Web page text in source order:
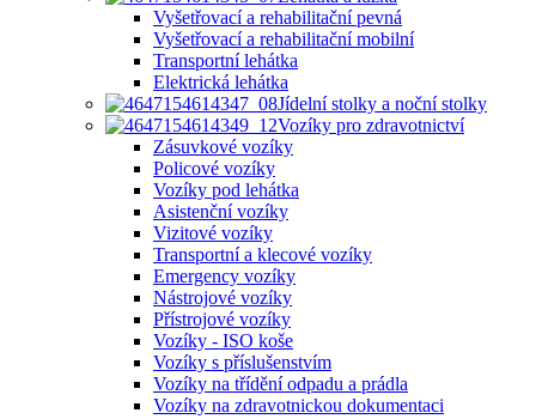
Vyšetřovací a rehabilitační pevná
Vyšetřovací a rehabilitační mobilní
Transportní lehátka
Elektrická lehátka
Jídelní stolky a noční stolky
Vozíky pro zdravotnictví
Zásuvkové vozíky
Policové vozíky
Vozíky pod lehátka
Asistenční vozíky
Vizitové vozíky
Transportní a klecové vozíky
Emergency vozíky
Nástrojové vozíky
Přístrojové vozíky
Vozíky - ISO koše
Vozíky s příslušenstvím
Vozíky na třídění odpadu a prádla
Vozíky na zdravotnickou dokumentaci